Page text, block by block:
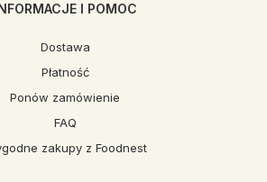
I POMOC
Dostawa
Płatność
Ponów zamówienie
FAQ
zakupy z Foodnest